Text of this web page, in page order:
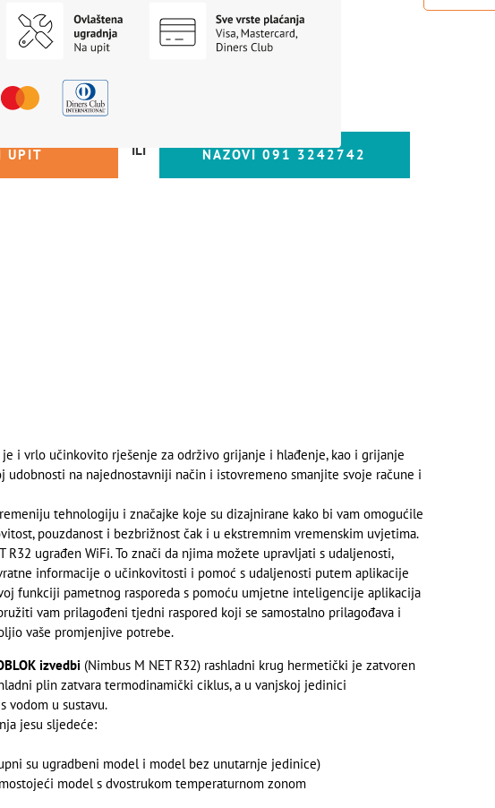
UPIT ILI NAZOVI 091 3242742
i vrlo učinkovito rješenje za održivo grijanje i hlađenje, kao i grijanje
udobnosti na najednostavniji način i istovremeno smanjite svoje račune i
tehnologiju i značajke koje su dizajnirane kako bi vam omogućile
pouzdanost i bezbrižnost čak i u ekstremnim vremenskim uvjetima.
R32 ugrađen WiFi. To znači da njima možete upravljati s udaljenosti,
informacije o učinkovitosti i pomoć s udaljenosti putem aplikacije
funkciji pametnog rasporeda s pomoću umjetne inteligencije aplikacija
vam prilagođeni tjedni raspored koji se samostalno prilagođava i
vaše promjenjive potrebe.
izvedbi (Nimbus M NET R32) rashladni krug hermetički je zatvoren
plin zatvara termodinamički ciklus, a u vanjskoj jedinici
vodom u sustavu.
jesu sljedeće:
su ugradbeni model i model bez unutarnje jedinice)
model s dvostrukom temperaturnom zonom